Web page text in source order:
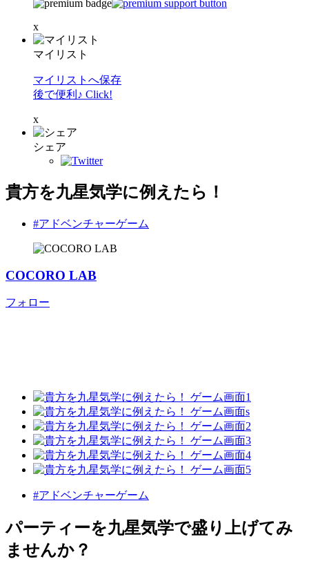
x
マイリスト
マイリストへ保存
後で便利♪ Click!
x
シェア
貴方を九星気学に例えたら！
#アドベンチャーゲーム
COCORO LAB
フォロー
#アドベンチャーゲーム
パーティーを九星気学で盛り上げてみ
ませんか？